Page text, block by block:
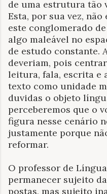
de uma estrutura tão
Esta, por sua vez,
este conglomerado
algo maleável no
de estudo constante.
deveriam, pois
leitura, fala, escrita e
texto como unidade
duvidas o objeto
perceberemos que o
figura nesse cenário
justamente porque
reformar.
O professor de
permanecer sujeito
postas, mas sujeito